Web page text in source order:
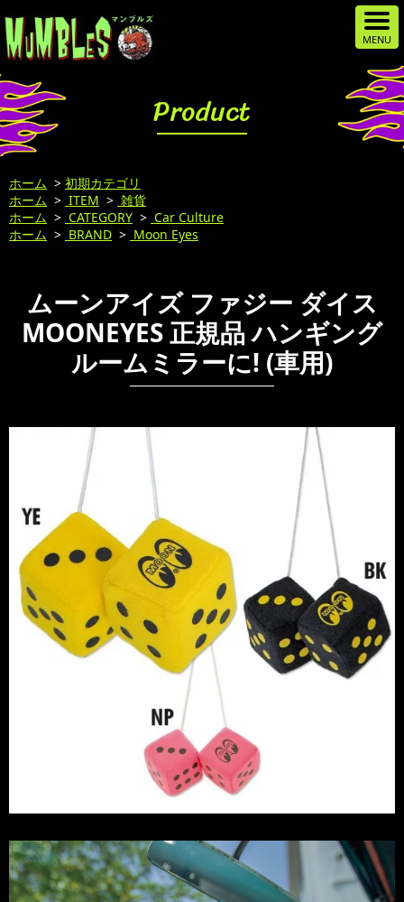
Product
ホーム > 初期カテゴリ
ホーム > ITEM > 雑貨
ホーム > CATEGORY > Car Culture
ホーム > BRAND > Moon Eyes
ムーンアイズ ファジー ダイス
MOONEYES 正規品 ハンギング
ルームミラーに! (車用)